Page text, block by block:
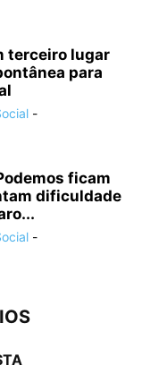
terceiro lugar
para
-
ficam
dificuldade
-